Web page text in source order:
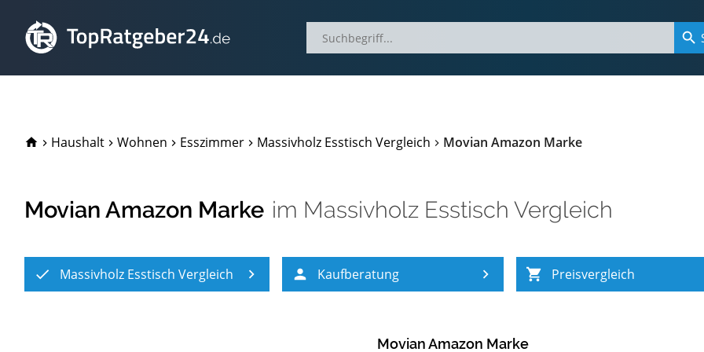
TopRatgeber24.de
Haushalt Wohnen Esszimmer Massivholz Esstisch Vergleich Movian Amazon Marke
Movian Amazon Marke im Massivholz Esstisch Vergleich
Massivholz Esstisch Vergleich Kaufberatung Preisvergleich
Movian Amazon Marke